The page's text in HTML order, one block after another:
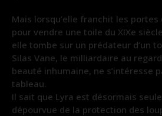
Mais lorsqu’elle franchit les portes
pour vendre une toile du XIXe
elle tombe sur un prédateur d’un
Silas Vane, le milliardaire au
beauté inhumaine, ne s’intéresse
tableau.
Il sait que Lyra est désormais
dépourvue de la protection des